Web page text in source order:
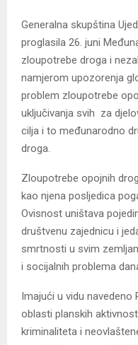
Generalna skupština
proglasila 26. juni
zloupotrebe droga i
namjerom upozorenja
problem zloupotrebe
uključivanja svih za
cilja i to međunarodno
droga.
Zloupotrebe opojnih
kao njena posljedica
Ovisnost uništava
društvenu zajednicu i
smrtnosti u svim
i socijalnih problema
Imajući u vidu navedeno
oblasti planskih
kriminaliteta i